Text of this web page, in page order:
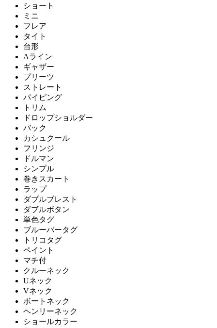
ショート
ミニ
フレア
タイト
台形
Aライン
ギャザー
プリーツ
ストレート
パイピング
トリム
ドロップショルダー
バック
カシュクール
フリンジ
ドルマン
シンプル
巻きスカート
ラップ
ダブルブレスト
ダブルボタン
単色タグ
ブルーバータグ
トリコタグ
ペイント
マチ付
クルーネック
Uネック
Vネック
ボートネック
ヘンリーネック
ショールカラー